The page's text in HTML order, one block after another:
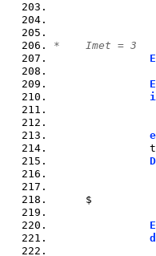
*    Imet = 3
$